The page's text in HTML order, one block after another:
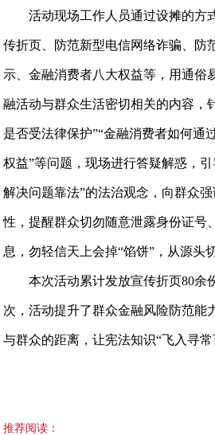
活动现场工作人员通过设摊的方
传折页、防范新型电信网络诈骗、防
示、金融消费者八大权益等，用通俗
融活动与群众生活密切相关的内容，
是否受法律保护”“金融消费者如何通
权益”等问题，现场进行答疑解惑，引
解决问题靠法”的法治观念，向群众
性，提醒群众切勿随意泄露身份证号
息，勿轻信天上会掉“馅饼”，从源头
本次活动累计发放宣传折页80余
次，活动提升了群众金融风险防范能
与群众的距离，让宪法知识“飞入寻常
推荐阅读：